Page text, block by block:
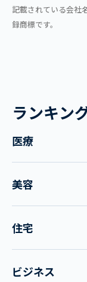
記載されている会社
録商標です。
ランキン
医療
美容
住宅
ビジネス